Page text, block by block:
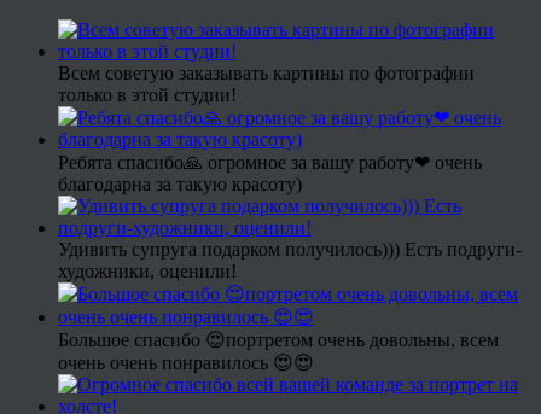
Всем советую заказывать картины по фотографии
только в этой студии!
Ребята спасибо🙏 огромное за вашу работу❤ очень
благодарна за такую красоту)
Удивить супруга подарком получилось))) Есть подруги-
художники, оценили!
Большое спасибо 😍портретом очень довольны, всем
очень очень понравилось 😍😍